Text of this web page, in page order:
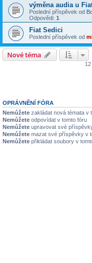
výměna audia u
Poslední příspěvek od
Odpovědi: 1
Fiat Sedici
Poslední příspěvek od
Nové téma
OPRÁVNĚNÍ FÓRA
Nemůžete zakládat nová témata v
Nemůžete odpovídat v tomto fóru
Nemůžete upravovat své
Nemůžete mazat své příspěvky v
Nemůžete přikládat soubory v